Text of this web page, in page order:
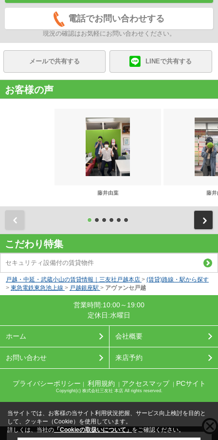
電話でお問い合わせする
現況の確認はお気軽にお問い合わせください。
メールで共有する LINEで共有する
お客様の声
藤井由葉 藤井
こだわり特集
セキュリティ設備付の賃貸物件
戸越・中延・武蔵小山の賃貸情報｜三友社戸越本店 > (賃貸)路線・駅から探す
> 東急電鉄東急池上線 > 戸越銀座駅 > アヴァンセ戸越
営業時間:10:00～19:00
定休日:水曜日
ホーム 会社概要
お問い合わせ 来店予約
プライバシーポリシー ｜ 利用規約 ｜ アクセスマップ ｜ PCサイト
Copyright(c) 株式会社三友社 本店 All rights reserved.
当サイトでは、お客様の当サイト利用状況把握、サービス向上検討を目的と
して、クッキー（Cookie）を使用しています。
詳しくは、当社の 「Cookieの取扱いについて」 をご確認ください。